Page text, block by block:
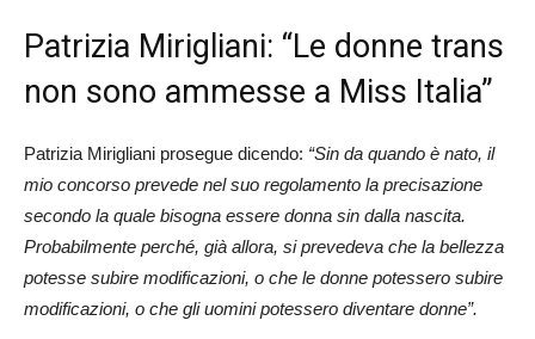
Patrizia Mirigliani: “Le donne trans
non sono ammesse a Miss Italia”
Patrizia Mirigliani prosegue dicendo: “Sin da quando è nato, il
mio concorso prevede nel suo regolamento la precisazione
secondo la quale bisogna essere donna sin dalla nascita.
Probabilmente perché, già allora, si prevedeva che la bellezza
potesse subire modificazioni, o che le donne potessero subire
modificazioni, o che gli uomini potessero diventare donne”.